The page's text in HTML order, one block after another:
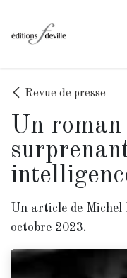
Revue de presse
Un
Un article de
octobre 2023.